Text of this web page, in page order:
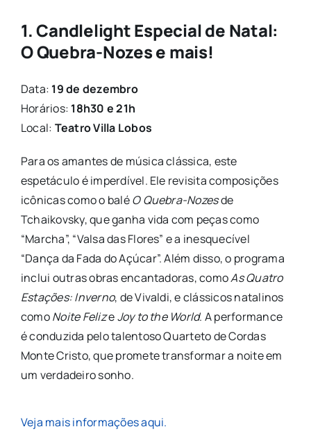
1. Candlelight Especial de Natal:
O Quebra-Nozes e mais!
Data: 19 de dezembro
Horários: 18h30 e 21h
Local: Teatro Villa Lobos
Para os amantes de música clássica, este
espetáculo é imperdível. Ele revisita composições
icônicas como o baléO Quebra-Nozesde
Tchaikovsky, que ganha vida com peças como
“Marcha”, “Valsa das Flores” e a inesquecível
“Dança da Fada do Açúcar”. Além disso, o programa
inclui outras obras encantadoras, comoAs Quatro
Estações: Inverno, de Vivaldi, e clássicos natalinos
comoNoite FelizeJoy to the World. A performance
é conduzida pelo talentoso Quarteto de Cordas
Monte Cristo, que promete transformar a noite em
um verdadeiro sonho.
Veja mais informações aqui.